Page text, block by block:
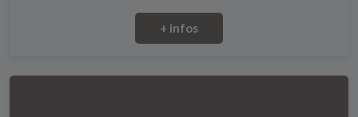
+ infos